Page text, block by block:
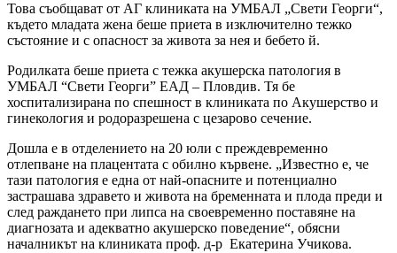
Това съобщават от АГ клиниката на УМБАЛ „Свети Георги“,
където младата жена беше приета в изключително тежко
състояние и с опасност за живота за нея и бебето й.
Родилката беше приета с тежка акушерска патология в
УМБАЛ “Свети Георги” ЕАД – Пловдив. Тя бе
хоспитализирана по спешност в клиниката по Акушерство и
гинекология и родоразрешена с цезарово сечение.
Дошла е в отделението на 20 юли с преждевременно
отлепване на плацентата с обилно кървене. „Известно е, че
тази патология е една от най-опасните и потенциално
застрашава здравето и живота на бременната и плода преди и
след раждането при липса на своевременно поставяне на
диагнозата и адекватно акушерско поведение“, обясни
началникът на клиниката проф. д-р Екатерина Учикова.